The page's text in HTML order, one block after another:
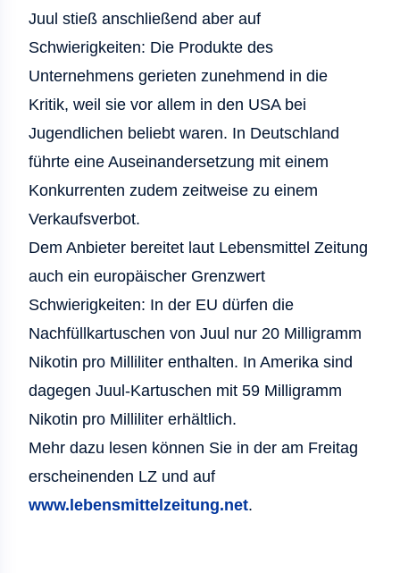
Juul stieß anschließend aber auf
Schwierigkeiten: Die Produkte des
Unternehmens gerieten zunehmend in die
Kritik, weil sie vor allem in den USA bei
Jugendlichen beliebt waren. In Deutschland
führte eine Auseinandersetzung mit einem
Konkurrenten zudem zeitweise zu einem
Verkaufsverbot.
Dem Anbieter bereitet laut Lebensmittel Zeitung
auch ein europäischer Grenzwert
Schwierigkeiten: In der EU dürfen die
Nachfüllkartuschen von Juul nur 20 Milligramm
Nikotin pro Milliliter enthalten. In Amerika sind
dagegen Juul-Kartuschen mit 59 Milligramm
Nikotin pro Milliliter erhältlich.
Mehr dazu lesen können Sie in der am Freitag
erscheinenden LZ und auf
www.lebensmittelzeitung.net.